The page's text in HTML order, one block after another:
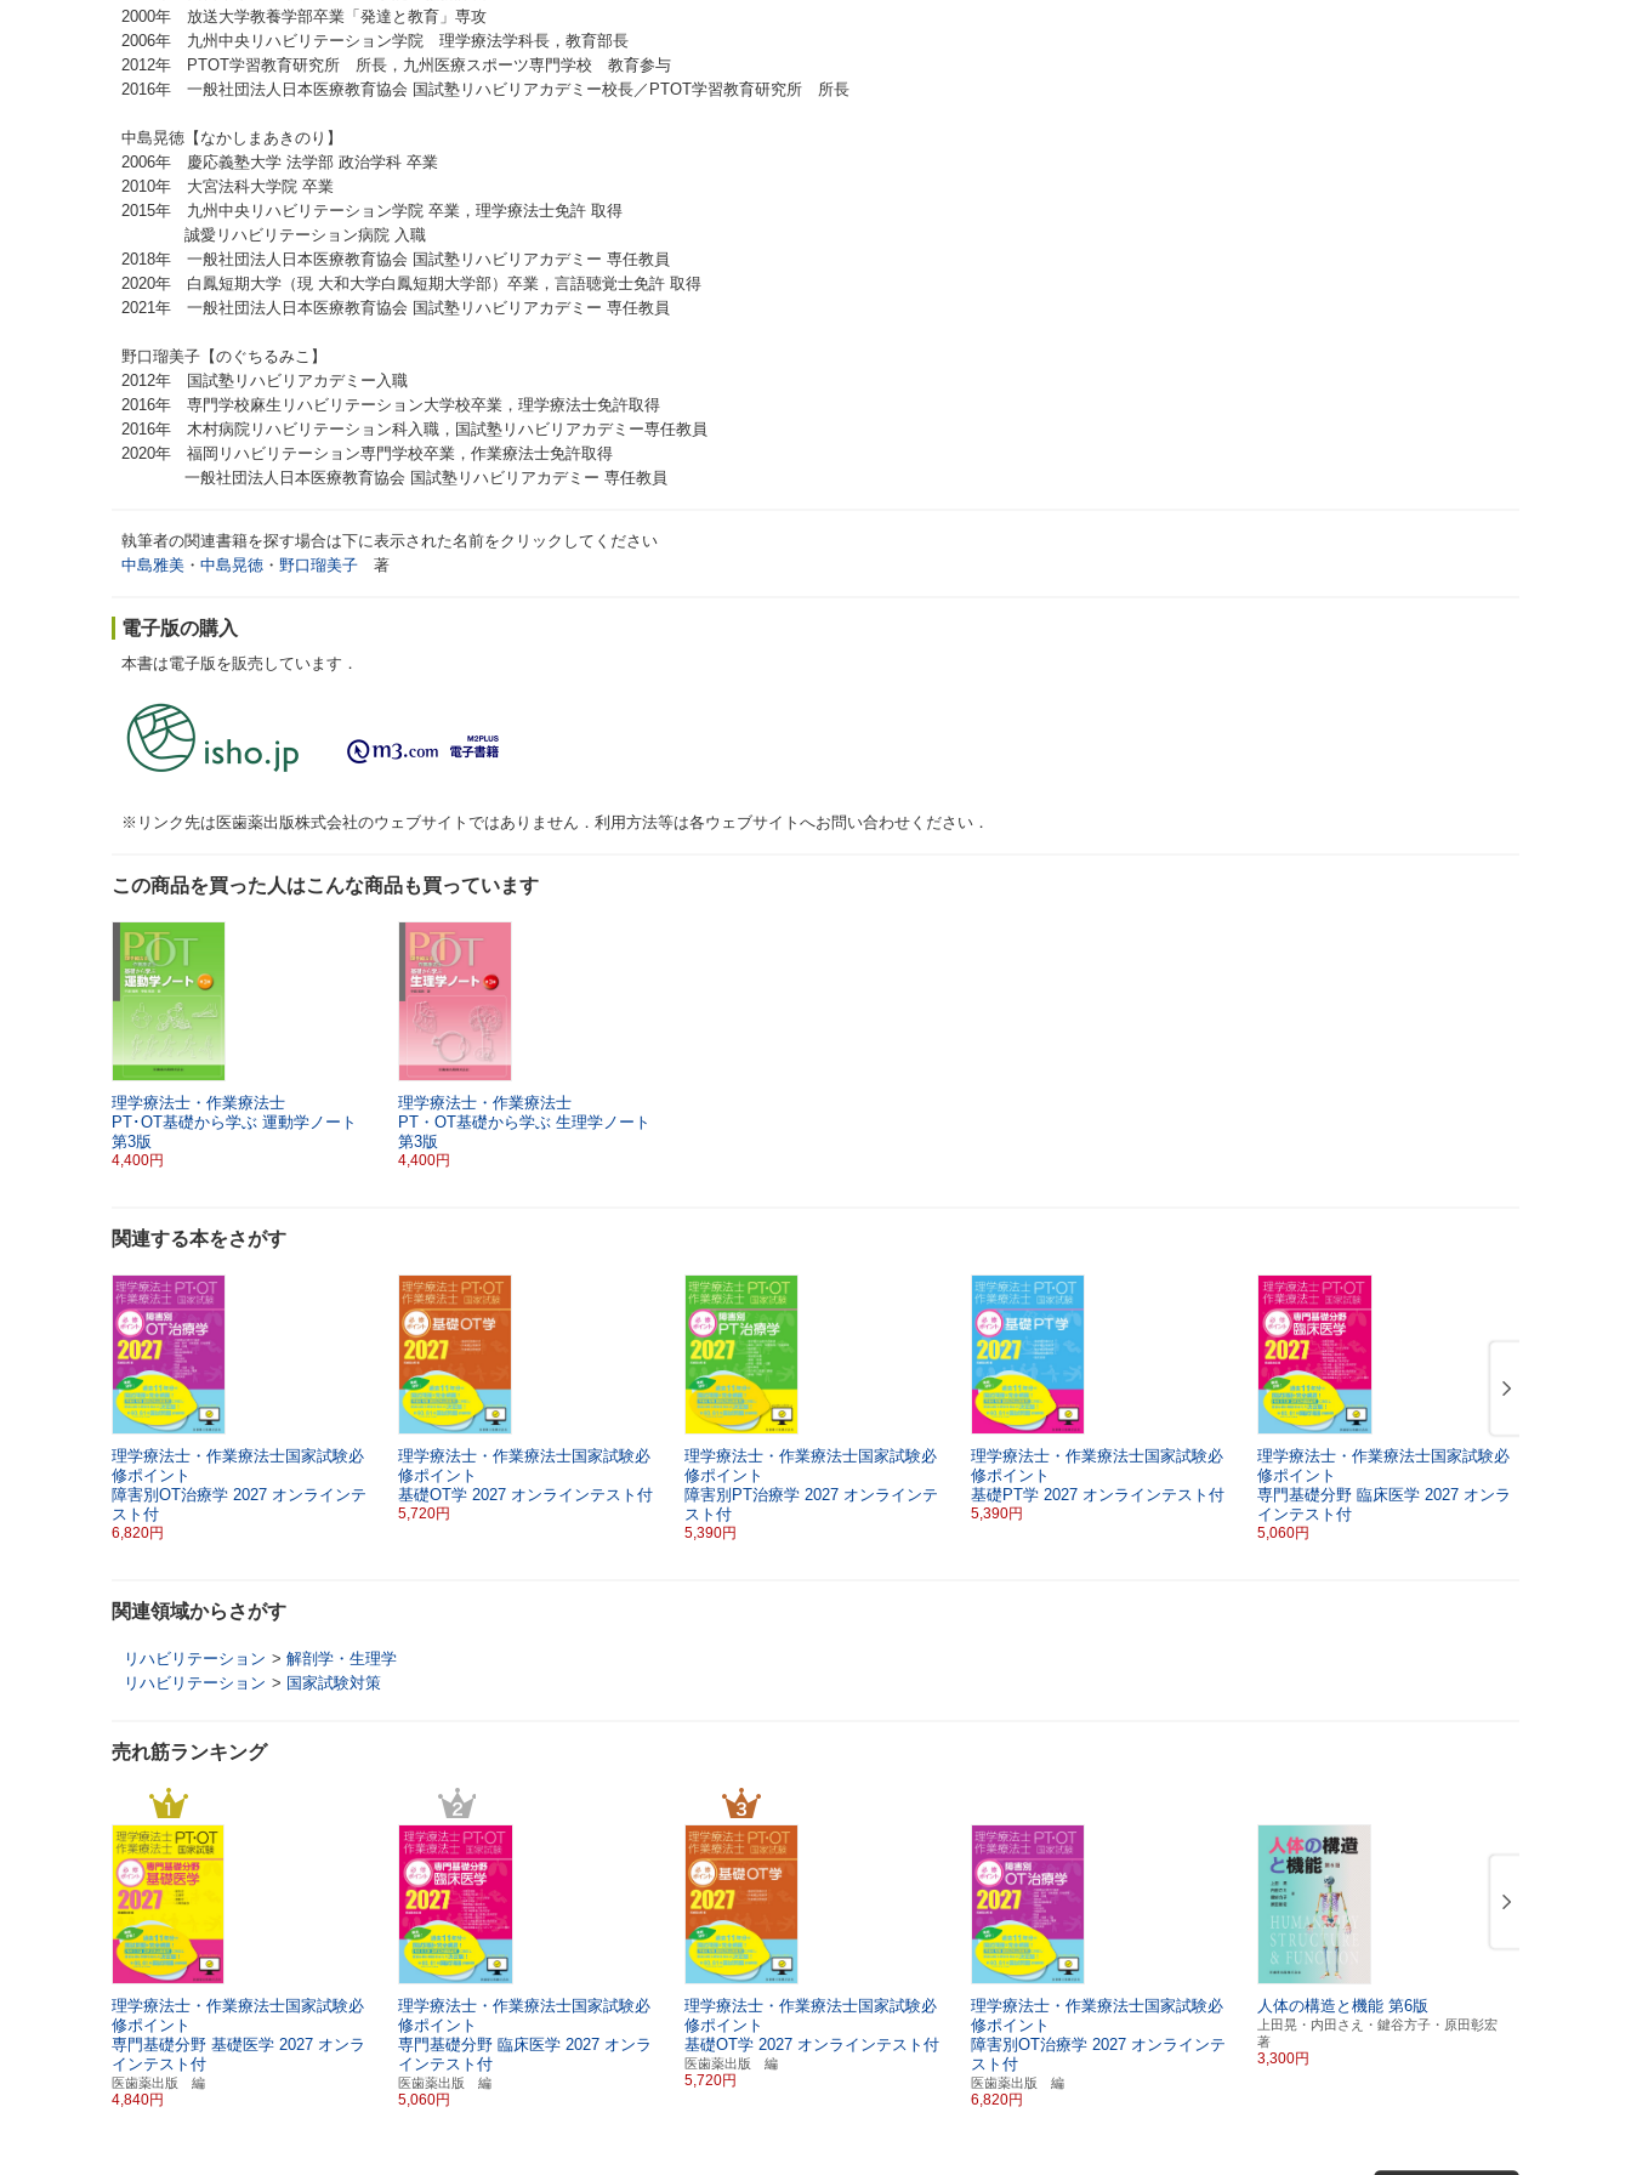
2000年 放送大学教養学部卒業「発達と教育」専攻
2006年 九州中央リハビリテーション学院 理学療法学科長，教育部長
2012年 PTOT学習教育研究所 所長，九州医療スポーツ専門学校 教育参与
2016年 一般社団法人日本医療教育協会 国試塾リハビリアカデミー校長／PTOT学習教育研究所 所長
中島晃徳【なかしまあきのり】
2006年 慶応義塾大学 法学部 政治学科 卒業
2010年 大宮法科大学院 卒業
2015年 九州中央リハビリテーション学院 卒業，理学療法士免許 取得
誠愛リハビリテーション病院 入職
2018年 一般社団法人日本医療教育協会 国試塾リハビリアカデミー 専任教員
2020年 白鳳短期大学（現 大和大学白鳳短期大学部）卒業，言語聴覚士免許 取得
2021年 一般社団法人日本医療教育協会 国試塾リハビリアカデミー 専任教員
野口瑠美子【のぐちるみこ】
2012年 国試塾リハビリアカデミー入職
2016年 専門学校麻生リハビリテーション大学校卒業，理学療法士免許取得
2016年 木村病院リハビリテーション科入職，国試塾リハビリアカデミー専任教員
2020年 福岡リハビリテーション専門学校卒業，作業療法士免許取得
一般社団法人日本医療教育協会 国試塾リハビリアカデミー 専任教員
執筆者の関連書籍を探す場合は下に表示された名前をクリックしてください
中島雅美 ・ 中島晃徳 ・ 野口瑠美子 著
電子版の購入
本書は電子版を販売しています．
※リンク先は医歯薬出版株式会社のウェブサイトではありません．利用方法等は各ウェブサイトへお問い合わせください．
この商品を買った人はこんな商品も買っています
理学療法士・作業療法士
PT･OT基礎から学ぶ 運動学ノート
第3版
4,400円
理学療法士・作業療法士
PT・OT基礎から学ぶ 生理学ノート
第3版
4,400円
関連する本をさがす
理学療法士・作業療法士国家試験必
修ポイント
障害別OT治療学 2027 オンラインテ
スト付
6,820円
理学療法士・作業療法士国家試験必
修ポイント
基礎OT学 2027 オンラインテスト付
5,720円
理学療法士・作業療法士国家試験必
修ポイント
障害別PT治療学 2027 オンラインテ
スト付
5,390円
理学療法士・作業療法士国家試験必
修ポイント
基礎PT学 2027 オンラインテスト付
5,390円
理学療法士・作業療法士国家試験必
修ポイント
専門基礎分野 臨床医学 2027 オンラ
インテスト付
5,060円
関連領域からさがす
リハビリテーション > 解剖学・生理学
リハビリテーション > 国家試験対策
売れ筋ランキング
理学療法士・作業療法士国家試験必
修ポイント
専門基礎分野 基礎医学 2027 オンラ
インテスト付
医歯薬出版 編
4,840円
理学療法士・作業療法士国家試験必
修ポイント
専門基礎分野 臨床医学 2027 オンラ
インテスト付
医歯薬出版 編
5,060円
理学療法士・作業療法士国家試験必
修ポイント
基礎OT学 2027 オンラインテスト付
医歯薬出版 編
5,720円
理学療法士・作業療法士国家試験必
修ポイント
障害別OT治療学 2027 オンラインテ
スト付
医歯薬出版 編
6,820円
人体の構造と機能 第6版
上田晃・内田さえ・鍵谷方子・原田彰宏
著
3,300円